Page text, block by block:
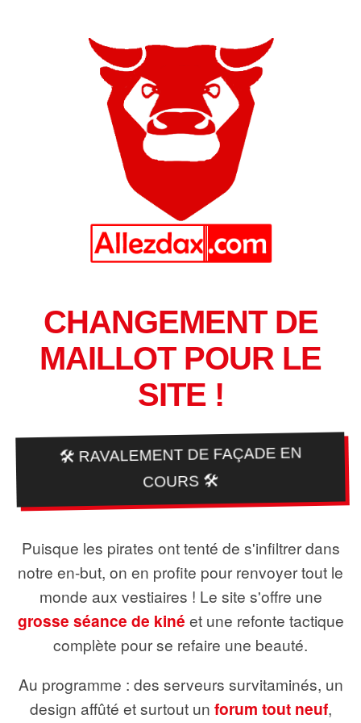
CHANGEMENT DE
MAILLOT POUR LE
SITE !
🛠️ RAVALEMENT DE FAÇADE EN
COURS 🛠️
Puisque les pirates ont tenté de s'infiltrer dans
notre en-but, on en profite pour renvoyer tout le
monde aux vestiaires ! Le site s'offre une
grosse séance de kiné et une refonte tactique
complète pour se refaire une beauté.
Au programme : des serveurs survitaminés, un
design affûté et surtout un forum tout neuf,